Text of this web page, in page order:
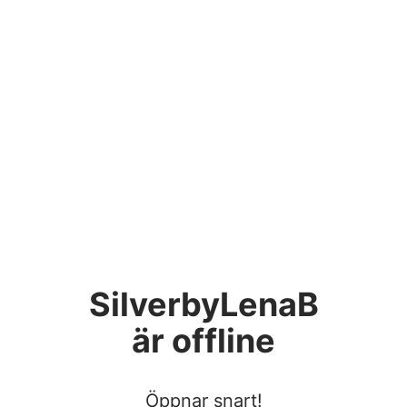
SilverbyLenaB
är offline
Öppnar snart!